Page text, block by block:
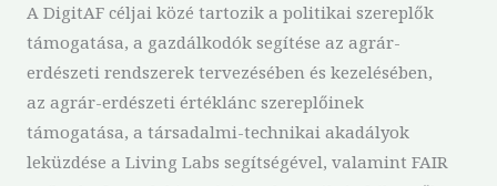
A DigitAF céljai közé tartozik a politikai szereplők
támogatása, a gazdálkodók segítése az agrár-
erdészeti rendszerek tervezésében és kezelésében,
az agrár-erdészeti értéklánc szereplőinek
támogatása, a társadalmi-technikai akadályok
leküzdése a Living Labs segítségével, valamint FAIR